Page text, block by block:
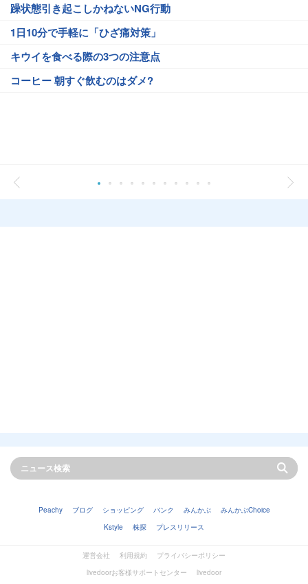
躁状態引き起こしかねないNG行動
1日10分で手軽に「ひざ痛対策」
キウイを食べる際の3つの注意点
コーヒー 朝すぐ飲むのはダメ?
Peachy ブログ ショッピング バンク みんかぶ
みんかぶChoice
Kstyle
株探 プレスリリース
運営会社 利用規約
プライバシーポリシー
livedoorお客様サポートセンター
livedoor